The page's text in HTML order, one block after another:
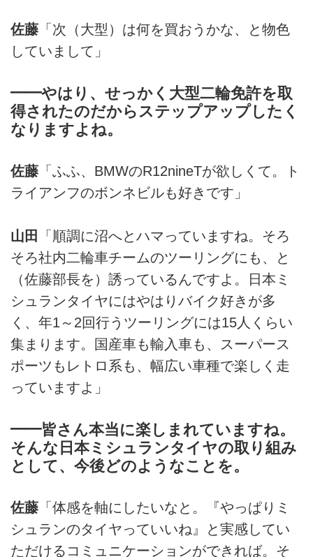
佐藤 「次（大型）は何を買おうかな、と物色
していまして」
━━やはり、せっかく大型二輪免許を取
得されたのだからステップアップしたく
なりますよね。
佐藤 「ふふ、BMWのR12nineTが欲しくて。ト
ライアンフのボンネビルも好きです」
山田
「順調に沼へとハマっていますね。そろ
そろ社内二輪車チームのツーリングにも、と
（佐藤部長を）誘っているんですよ。日本ミ
シュランタイヤにはやはりバイク好きが多
く、年1～2回行うツーリングには15人くらい
集まります。国産車も輸入車も、スーパース
ポーツもレトロ系も、幅広い車種で楽しく走
っていますよ」
━━皆さん本当に楽しまれていますね。
そんな日本ミシュランタイヤの取り組み
として、今後どのようなことを。
佐藤 「体感を軸にしたいなと。『やっぱりミ
シュランのタイヤっていいね』と実感してい
ただけるコミュニケーションができれば。そ